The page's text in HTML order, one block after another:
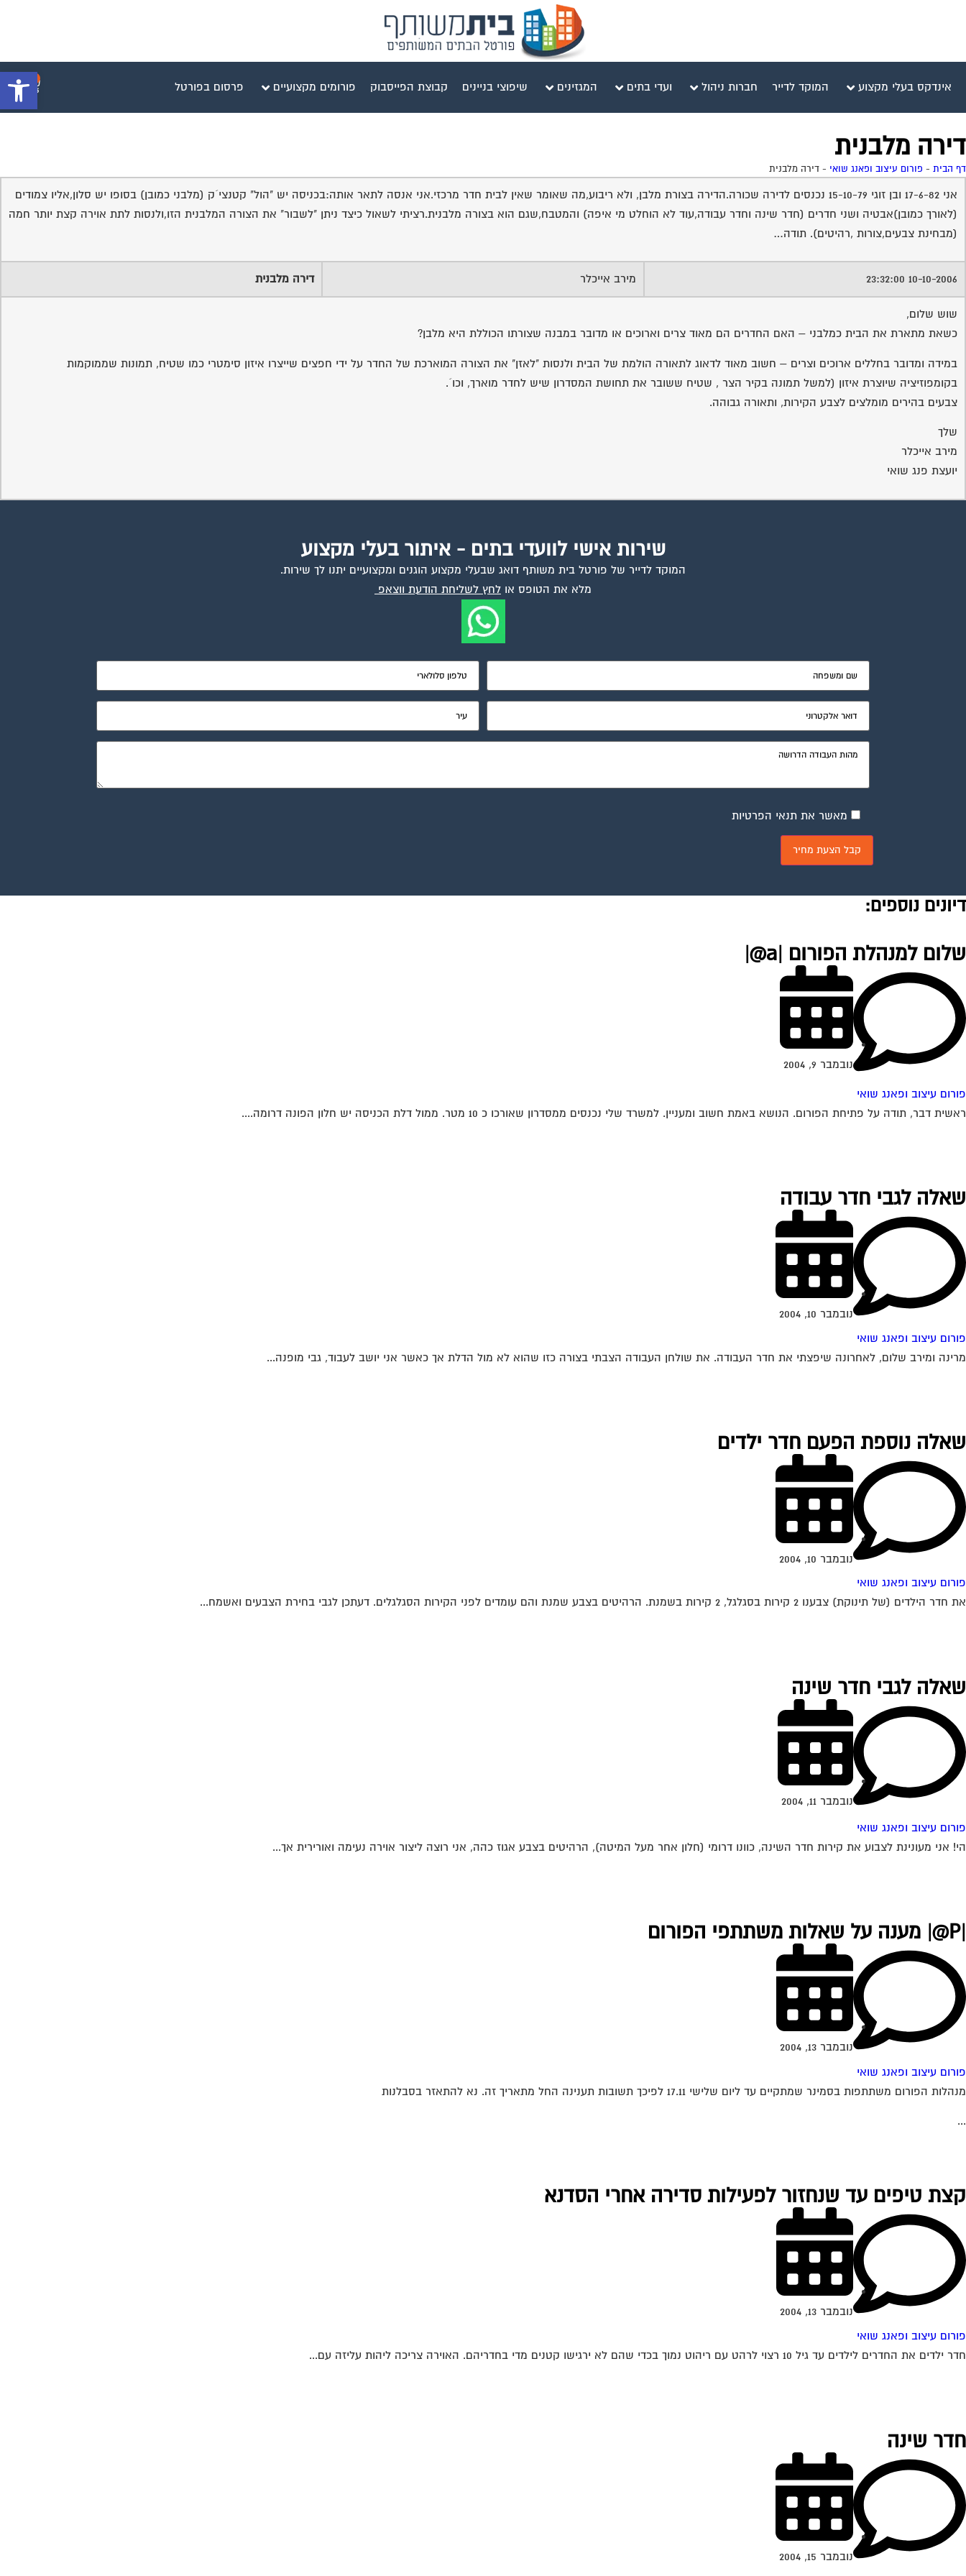
פתח אינדקס בעלי מקצוע המוקד לדייר חברות ניהול ועדי בתים המגזינים שיפוצי בניינים קבוצת הפייסבוק פורומים מקצועיים פרסום בפורטל
דירה מלבנית
דף הבית - פורום עיצוב ופאנג שואי - דירה מלבנית
אני 17-6-82 ובן זוגי 15-10-79 נכנסים לדירה שכורה.הדירה בצורת מלבן, ולא ריבוע,מה שאומר שאין לבית חדר מרכזי.אני אנסה לתאר אותה:בכניסה יש "הול" קטנצי´ק (מלבני כמובן) בסופו יש סלון,אליו צמודים
(לאורך כמובן)אבטיה ושני חדרים (חדר שינה וחדר עבודה,עוד לא הוחלט מי איפה) והמטבח,שגם הוא בצורה מלבנית.רציתי לשאול כיצד ניתן "לשבור" את הצורה המלבנית הזו,ולנסות לתת אוירה קצת יותר חמה
(מבחינת צבעים,צורות ,רהיטים). תודה…
10-10-2006 23:32:00 מירב אייכלר דירה מלבנית
שוש שלום,
כשאת מתארת את הבית כמלבני – האם החדרים הם מאוד צרים וארוכים או מדובר במבנה שצורתו הכוללת היא מלבן?
במידה ומדובר בחללים ארוכים וצרים – חשוב מאוד לדאוג לתאורה הולמת של הבית ולנסות "לאזן" את הצורה המוארכת של החדר על ידי חפצים שייצרו איזון סימטרי כמו שטיח, תמונות שממוקמות
בקומפוזיציה שיוצרת איזון (למשל תמונה בקיר הצר , שטיח ששובר את תחושת המסדרון שיש לחדר מוארך, וכו´.
צבעים בהירים מומלצים לצבע הקירות, ותאורה גבוהה.
שלך
מירב אייכלר
יועצת פנג שואי
שירות אישי לוועדי בתים - איתור בעלי מקצוע
המוקד לדייר של פורטל בית משותף דואג שבעלי מקצוע הוגנים ומקצועיים יתנו לך שירות.
מלא את הטופס או לחץ לשליחת הודעת ווצאפ
מאשר את תנאי הפרטיות
דיונים נוספים:
שלום למנהלת הפורום |a@|
פורום עיצוב ופאנג שואי
נובמבר 9, 2004
ראשית דבר, תודה על פתיחת הפורום. הנושא באמת חשוב ומעניין. למשרד שלי נכנסים ממסדרון שאורכו כ 10 מטר. ממול דלת הכניסה יש חלון הפונה דרומה....
שאלה לגבי חדר עבודה
פורום עיצוב ופאנג שואי
נובמבר 10, 2004
מרינה ומירב שלום, לאחרונה שיפצתי את חדר העבודה. את שולחן העבודה הצבתי בצורה כזו שהוא לא מול הדלת אך כאשר אני יושב לעבוד, גבי מופנה...
שאלה נוספת הפעם חדר ילדים
פורום עיצוב ופאנג שואי
נובמבר 10, 2004
את חדר הילדים (של תינוקת) צבענו 2 קירות בסגלגל, 2 קירות בשמנת. הרהיטים בצבע שמנת והם עומדים לפני הקירות הסגלגלים. דעתכן לגבי בחירת הצבעים ואשמח...
שאלה לגבי חדר שינה
פורום עיצוב ופאנג שואי
נובמבר 11, 2004
הי! אני מעונינת לצבוע את קירות חדר השינה, כוונו דרומי (חלון אחר מעל המיטה), הרהיטים בצבע אגוז כהה, אני רוצה ליצור אוירה נעימה ואורירית אך...
|P@| מענה על שאלות משתתפי הפורום
פורום עיצוב ופאנג שואי
נובמבר 13, 2004
מנהלות הפורום משתתפות בסמינר שמתקיים עד ליום שלישי 17.11 לפיכך תשובות תענינה החל מתאריך זה. נא להתאזר בסבלנות
...
קצת טיפים עד שנחזור לפעילות סדירה אחרי הסדנא
פורום עיצוב ופאנג שואי
נובמבר 13, 2004
חדר ילדים את החדרים לילדים עד גיל 10 רצוי לרהט עם ריהוט נמוך בכדי שהם לא ירגישו קטנים מדי בחדריהם. האוירה צריכה ליהות עליזה עם...
חדר שינה
נובמבר 15, 2004